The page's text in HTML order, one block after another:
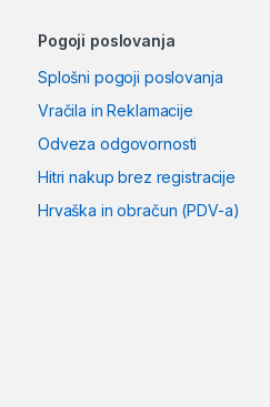
Pogoji poslovanja
Splošni pogoji poslovanja
Vračila in Reklamacije
Odveza odgovornosti
Hitri nakup brez registracije
Hrvaška in obračun (PDV-a)